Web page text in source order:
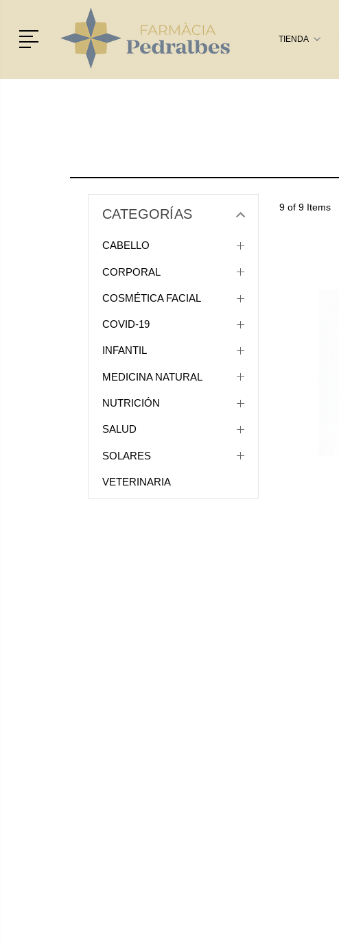
Menú TIENDA
CATEGORÍAS
CABELLO
CORPORAL
COSMÉTICA FACIAL
COVID-19
INFANTIL
MEDICINA NATURAL
NUTRICIÓN
SALUD
SOLARES
VETERINARIA
9 of 9 Items